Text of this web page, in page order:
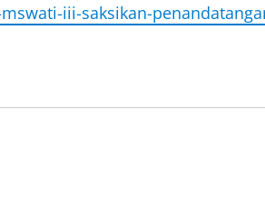
iii-saksikan-